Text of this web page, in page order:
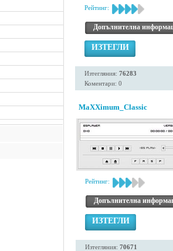
Рейтинг:
Допълнителна
ИЗТЕГЛИ
Изтегляния: 76283
Коментари: 0
MaXXimum_Classic
Рейтинг:
Допълнителна
ИЗТЕГЛИ
Изтегляния: 70671